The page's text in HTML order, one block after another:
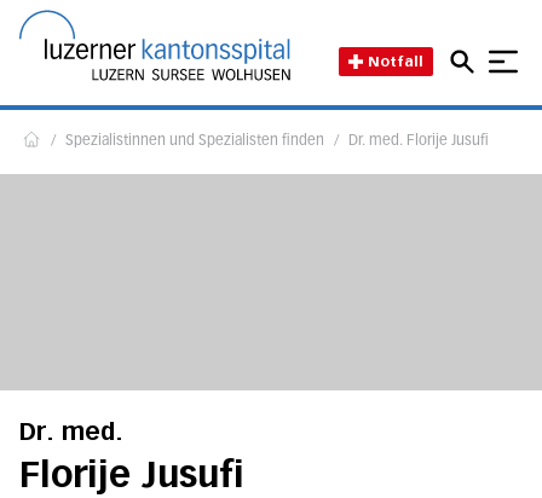
Notfall
/ Spezialistinnen und Spezialisten finden / Dr. med. Florije Jusufi
Dr. med.
Florije Jusufi